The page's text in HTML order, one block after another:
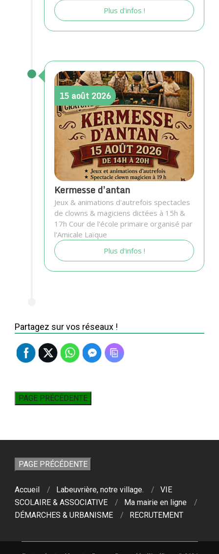
Plus d'infos !
15 août 2026
Kermesse d’antan
Jeux & animations d'autrefois spectacles
de clowns & magiciens dictées à 15h &
17h Cour de l'école primaire organisé par
l'Amicale Laïque
Plus d'infos !
Partagez sur vos réseaux !
Accueil Labeuvrière, notre village.
VIE
SCOLAIRE & ASSOCIATIVE
Ma mairie en ligne
DÉMARCHES & URBANISME
RECRUTEMENT